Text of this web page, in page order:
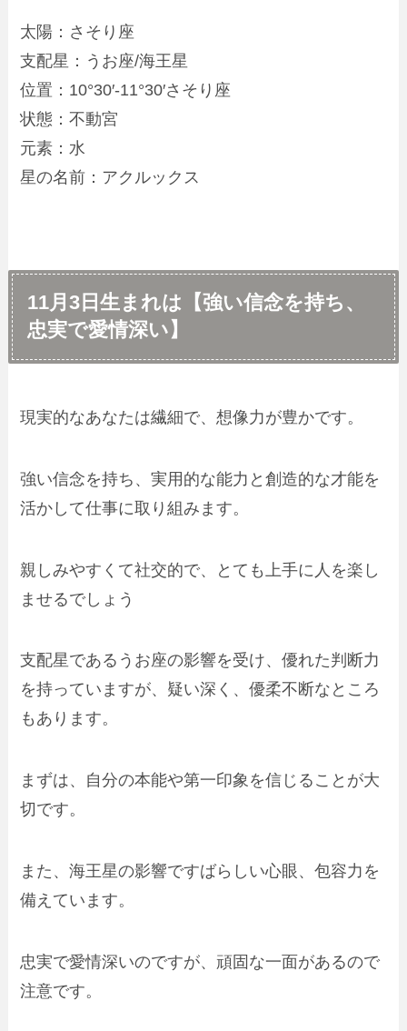
太陽：さそり座
支配星：うお座/海王星
位置：10°30′-11°30′さそり座
状態：不動宮
元素：水
星の名前：アクルックス
11月3日生まれは【強い信念を持ち、
忠実で愛情深い】
現実的なあなたは繊細で、想像力が豊かです。
強い信念を持ち、実用的な能力と創造的な才能を
活かして仕事に取り組みます。
親しみやすくて社交的で、とても上手に人を楽し
ませるでしょう
支配星であるうお座の影響を受け、優れた判断力
を持っていますが、疑い深く、優柔不断なところ
もあります。
まずは、自分の本能や第一印象を信じることが大
切です。
また、海王星の影響ですばらしい心眼、包容力を
備えています。
忠実で愛情深いのですが、頑固な一面があるので
注意です。